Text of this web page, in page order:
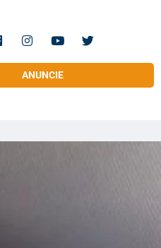
ANUNCIE